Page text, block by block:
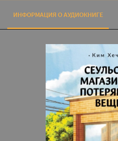
ИНФОРМАЦИЯ О АУДИОКНИГЕ